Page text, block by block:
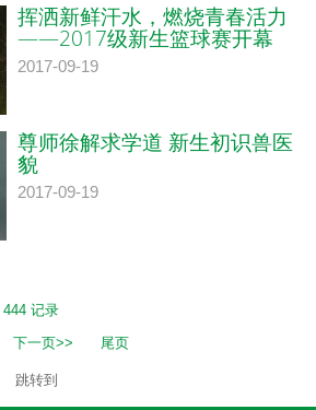
挥洒新鲜汗水，燃烧青春活力
——2017级新生篮球赛开幕
2017-09-19
尊师徐解求学道 新生初识兽医
貌
2017-09-19
444 记录
下一页>>
尾页
跳转到